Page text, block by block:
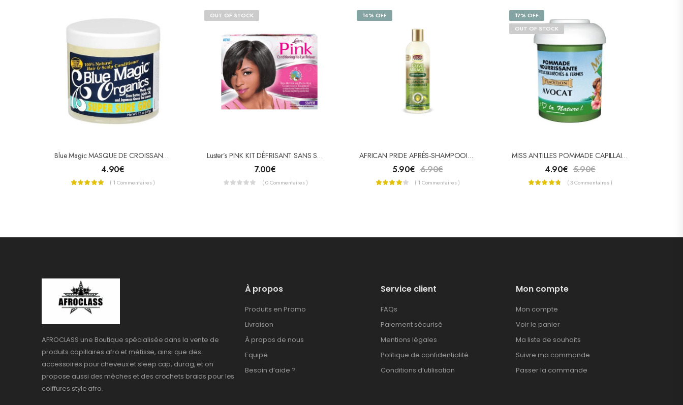
Blue Magic MASQUE DE CROISSANCE SUPER SURE GRO
4.90€
( 1 Commentaires )
OUT OF STOCK
Luster’s PINK KIT DÉFRISANT SANS SOUDE SUPER
7.00€
( 0 Commentaires )
14% OFF
AFRICAN PRIDE APRÈS-SHAMPOOING OLIVE MIRACLE 355ml
5.90€ 6.90€
( 1 Commentaires )
17% OFF
OUT OF STOCK
MISS ANTILLES POMMADE CAPILLAIRE À L’AVOCAT 125ML
4.90€ 5.90€
( 3 Commentaires )
AFROCLASS une Boutique spécialisée dans la vente de
produits capillaires afro et métisse, ainsi que des
accessoires pour cheveux et sleep cap, durag, et on
propose aussi des mèches et des crochets braids pour les
coiffures style afro.
À propos
Produits en Promo
Livraison
À propos de nous
Equipe
Besoin d’aide ?
Service client
FAQs
Paiement sécurisé
Mentions légales
Politique de confidentialité
Conditions d’utilisation
Mon compte
Mon compte
Voir le panier
Ma liste de souhaits
Suivre ma commande
Passer la commande